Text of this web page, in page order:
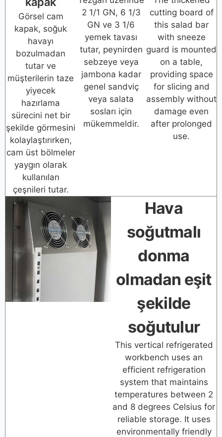
Görsel cam
kapak, soğuk
havayı
bozulmadan
tutar ve
müşterilerin taze
yiyecek
hazırlama
sürecini net bir
şekilde görmesini
kolaylaştırırken,
cam üst bölmeler
yaygın olarak
kullanılan
çeşnileri tutar.
2 1/1 GN, 6 1/3
GN ve 3 1/6
yemek tavası
tutar, peynirden
sebzeye veya
jambona kadar
genel sandviç
veya salata
sosları için
mükemmeldir.
cutting board of
this salad bar
with sneeze
guard is mounted
on a table,
providing space
for slicing and
assembly without
damage even
after prolonged
use.
Hava
soğutmalı
donma
olmadan eşit
şekilde
soğutulur
This vertical refrigerated
workbench uses an
efficient refrigeration
system that maintains
temperatures between 2
and 8 degrees Celsius for
reliable storage. It uses
environmentally friendly